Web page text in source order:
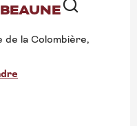
de la Colombière,